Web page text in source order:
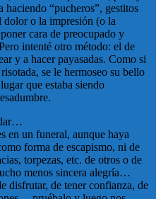
“pucheros”, gestitos
dolor o la impresión (o la
cara de preocupado y
intenté otro método: el de
y a hacer payasadas. Como si
se le hermoseo su bello
que estaba siendo
en un funeral, aunque haya
forma de escapismo, ni de
torpezas, etc. de otros o de
menos sincera alegría…
disfrutar, de tener confianza, de